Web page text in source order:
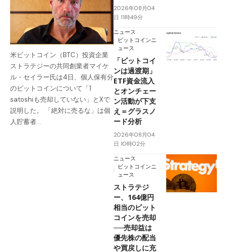
米ビットコイン（BTC）投資企業
ストラテジーの共同創業者マイケ
ル・セイラー氏は4日、個人保有分
のビットコインについて「1
satoshiも売却していない」とXで
説明した。 「絶対に売るな」は個
人貯蓄者…
2026年08月04
日 11時49分
ニュース
ビットコインニ
ュース
「ビットコイ
ンは過渡期」
ETF資金流入
とオンチェー
ン活動が下支
え＝グラスノ
ード分析
2026年08月04
日 10時02分
ニュース
ビットコインニ
ュース
ストラテジ
ー、164億円
相当のビット
コインを売却
──売却益は
優先株の配当
や買戻しに充